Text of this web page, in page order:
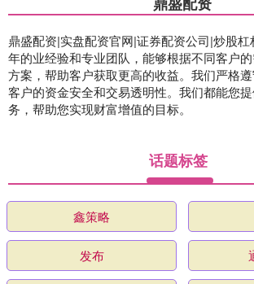
鼎盛配资|实盘配资官网|证券配资公司|炒股
年的业经验和专业团队，能够根据不同客户
方案，帮助客户获取更高的收益。我们严格
客户的资金安全和交易透明性。我们都能您
务，帮助您实现财富增值的目标。
话题标签
鑫策略
发布